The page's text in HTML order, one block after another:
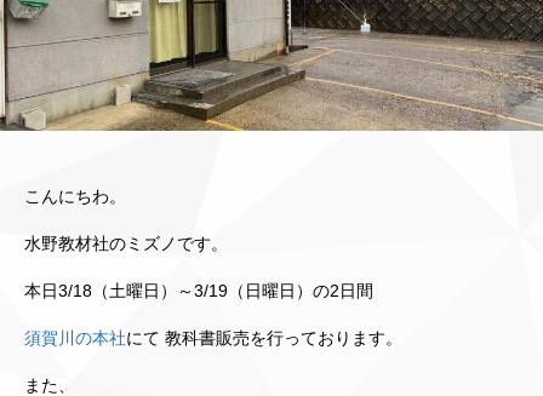
こんにちわ。
水野教材社のミズノです。
本日3/18（土曜日）～3/19（日曜日）の2日間
須賀川の本社にて 教科書販売を行っております。
また、